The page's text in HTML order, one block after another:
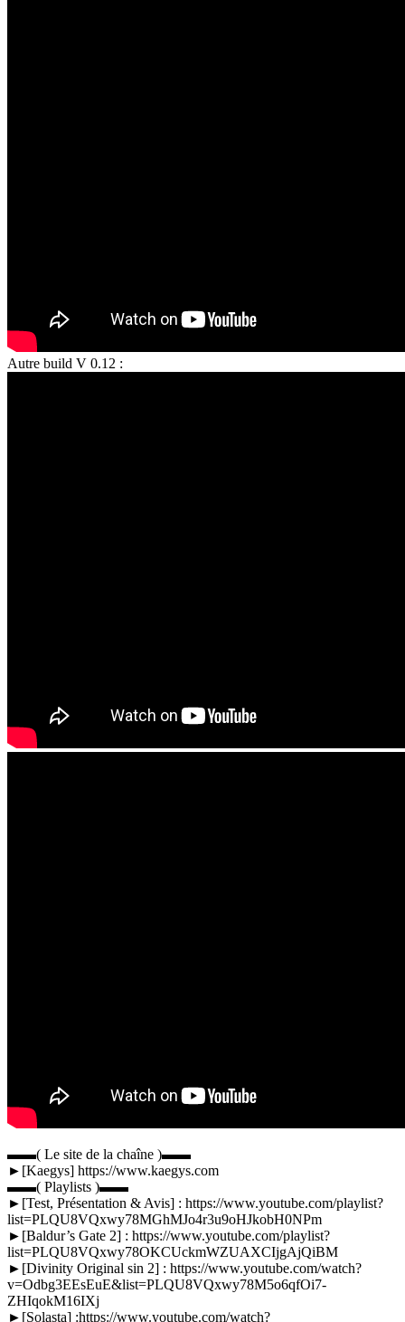
Autre build V 0.12 :
▬▬( Le site de la chaîne )▬▬
►[Kaegys] https://www.kaegys.com
▬▬( Playlists )▬▬
►[Test, Présentation & Avis] : https://www.youtube.com/playlist?
list=PLQU8VQxwy78MGhMJo4r3u9oHJkobH0NPm
►[Baldur’s Gate 2] : https://www.youtube.com/playlist?
list=PLQU8VQxwy78OKCUckmWZUAXCIjgAjQiBM
►[Divinity Original sin 2] : https://www.youtube.com/watch?
v=Odbg3EEsEuE&list=PLQU8VQxwy78M5o6qfOi7-
ZHIqokM16IXj
►[Solasta] :https://www.youtube.com/watch?